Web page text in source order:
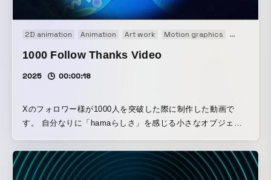
2D animation Animation Art work Motion graphics Original
1000 Follow Thanks Video
2025 00:00:18
Xのフォロワー様が1000人を突破した際に制作した動画で
す。 自分なりに「hamaらしさ」を感じる小さなオブジェク
モチーフにして制作しました。